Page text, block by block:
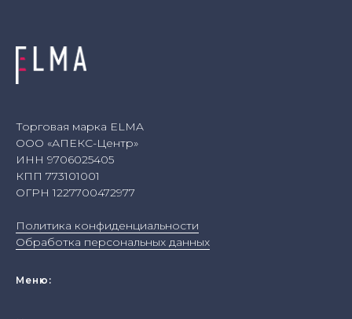
Торговая марка ELMA
ООО «АПЕКС-Центр»
ИНН 9706025405
КПП 773101001
ОГРН 1227700472977
Политика конфиденциальности
Обработка персональных данных
Меню: